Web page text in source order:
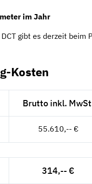
im Jahr
gibt es derzeit beim
Kosten
Brutto inkl.
55.610,-- €
314,-- €